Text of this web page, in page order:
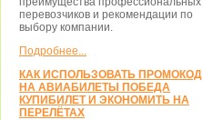
перевозчиков и рекомендации по
выбору компании.
Подробнее...
КАК ИСПОЛЬЗОВАТЬ ПРОМОКОД
НА АВИАБИЛЕТЫ ПОБЕДА
КУПИБИЛЕТ И ЭКОНОМИТЬ НА
ПЕРЕЛЁТАХ